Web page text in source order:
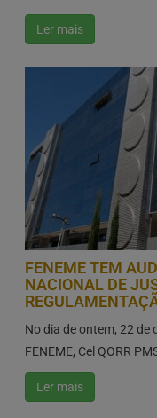
Ler mais
FENEME TEM
NACIONAL DE
No dia de ontem, 22 de
FENEME, Cel QORR
Ler mais